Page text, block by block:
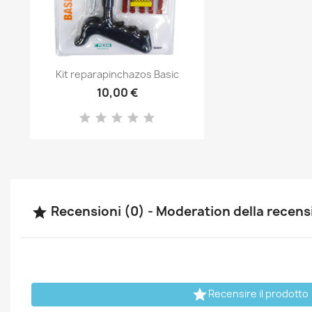
Anteprima
Kit reparapinchazos Basic
10,00 €
 Recensioni (0) - Moderation della
Recensire il prodotto